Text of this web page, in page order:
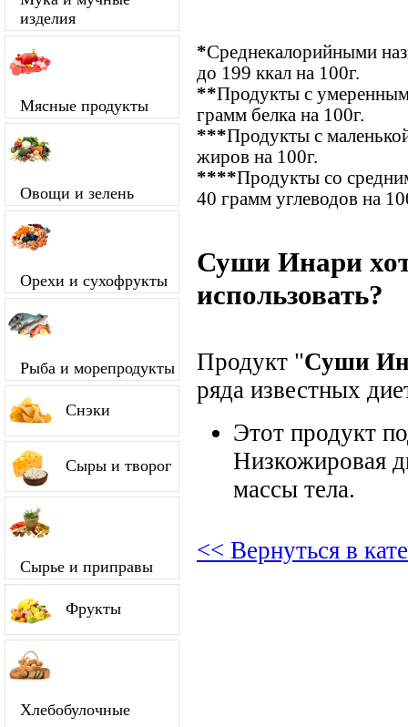
изделия
Мясные продукты
Овощи и зелень
Орехи и сухофрукты
Рыба и морепродукты
Снэки
Сыры и творог
Сырье и приправы
Фрукты
Хлебобулочные
*Среднекалорийными
до 199 ккал на 100г.
**Продукты с
грамм белка на 100г.
***Продукты с
жиров на 100г.
****Продукты со
40 грамм углеводов на
Суши Инари
использовать?
Продукт "Суши
ряда известных
Этот продукт
Низкожировая
массы тела.
<< Вернуться в